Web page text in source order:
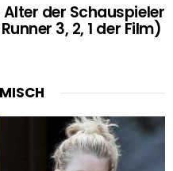
der Schauspieler
3, 2, 1 der Film)